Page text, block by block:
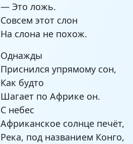
— Это ложь.
Совсем этот слон
На слона не похож.
Однажды
Приснился упрямому сон,
Как будто
Шагает по Африке он.
С небес
Африканское солнце печёт,
Река, под названием Конго,